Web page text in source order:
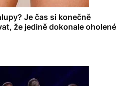
Je čas si konečně
že jedině dokonale oholené